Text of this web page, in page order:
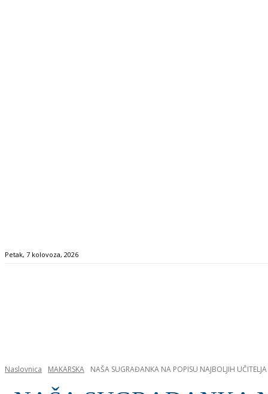
Petak, 7 kolovoza, 2026
Naslovnica MAKARSKA NAŠA SUGRAĐANKA NA POPISU NAJBOLJIH